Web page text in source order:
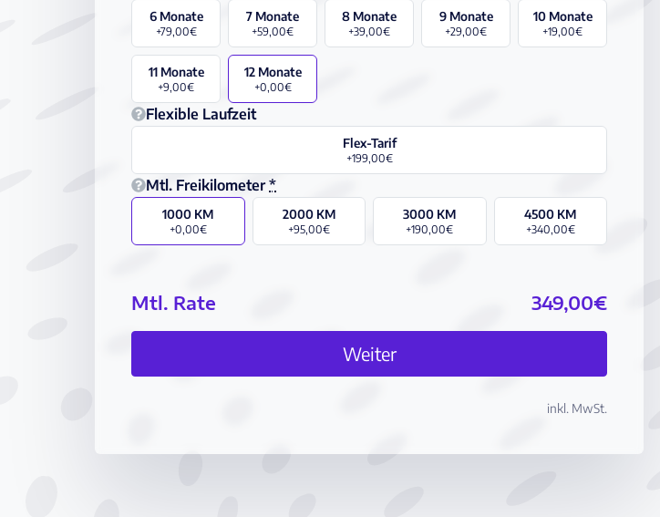
6 Monate
+79,00€
7 Monate
+59,00€
8 Monate
+39,00€
9 Monate
+29,00€
10 Monate
+19,00€
11 Monate
+9,00€
12 Monate
+0,00€
Flexible Laufzeit
Flex-Tarif
+199,00€
Mtl. Freikilometer *
1000 KM
+0,00€
2000 KM
+95,00€
3000 KM
+190,00€
4500 KM
+340,00€
Mtl. Rate 349,00€
Weiter
inkl. MwSt.